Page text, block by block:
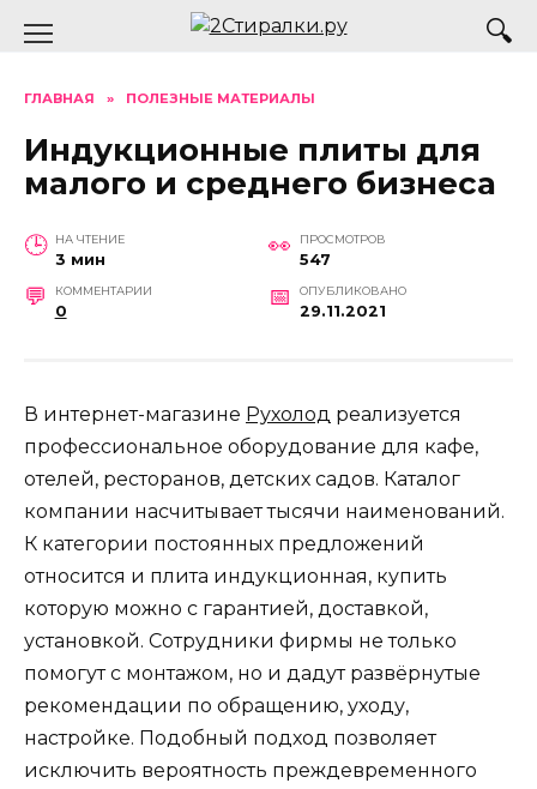
ГЛАВНАЯ » ПОЛЕЗНЫЕ МАТЕРИАЛЫ
Индукционные плиты для
малого и среднего бизнеса
НА ЧТЕНИЕ
3 мин
ПРОСМОТРОВ
547
КОММЕНТАРИИ
0
ОПУБЛИКОВАНО
29.11.2021
В интернет-магазине Рухолод реализуется
профессиональное оборудование для кафе,
отелей, ресторанов, детских садов. Каталог
компании насчитывает тысячи наименований.
К категории постоянных предложений
относится и плита индукционная, купить
которую можно с гарантией, доставкой,
установкой. Сотрудники фирмы не только
помогут с монтажом, но и дадут развёрнутые
рекомендации по обращению, уходу,
настройке. Подобный подход позволяет
исключить вероятность преждевременного